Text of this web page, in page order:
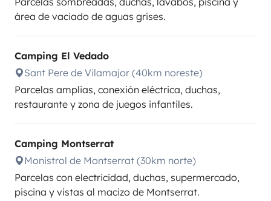
área de vaciado de aguas grises.
Camping El Vedado
Sant Pere de Vilamajor (40km noreste)
Parcelas amplias, conexión eléctrica, duchas,
restaurante y zona de juegos infantiles.
Camping Montserrat
Monistrol de Montserrat (30km norte)
Parcelas con electricidad, duchas, supermercado,
piscina y vistas al macizo de Montserrat.